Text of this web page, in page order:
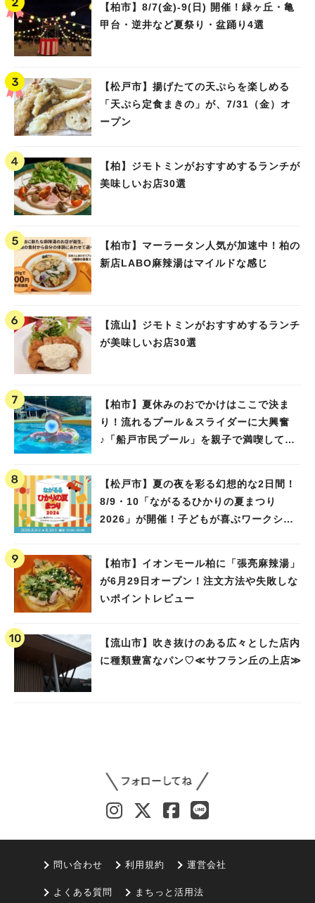
【柏市】8/7(金)‐9(日) 開催！緑ヶ丘・亀
甲台・逆井など夏祭り・盆踊り4選
【松戸市】揚げたての天ぷらを楽しめる
「天ぷら定食まきの」が、7/31（金）オ
ープン
【柏】ジモトミンがおすすめするランチが
美味しいお店30選
【柏市】マーラータン人気が加速中！柏の
新店LABO麻辣湯はマイルドな感じ
【流山】ジモトミンがおすすめするランチ
が美味しいお店30選
【柏市】夏休みのおでかけはここで決ま
り！流れるプール＆スライダーに大興奮
♪「船戸市民プール」を親子で満喫してき
【松戸市】夏の夜を彩る幻想的な2日間！
8/9・10「ながるるひかりの夏まつり
2026」が開催！子どもが喜ぶワークショ
【柏市】イオンモール柏に「張亮麻辣湯」
が6月29日オープン！注文方法や失敗しな
いポイントレビュー
【流山市】吹き抜けのある広々とした店内
に種類豊富なパン♡≪サフラン丘の上店≫
問い合わせ 利用規約 運営会社
よくある質問 まちっと活用法